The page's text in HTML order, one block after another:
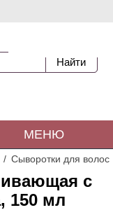
МЕНЮ
Сыворотки для волос
с
150 мл